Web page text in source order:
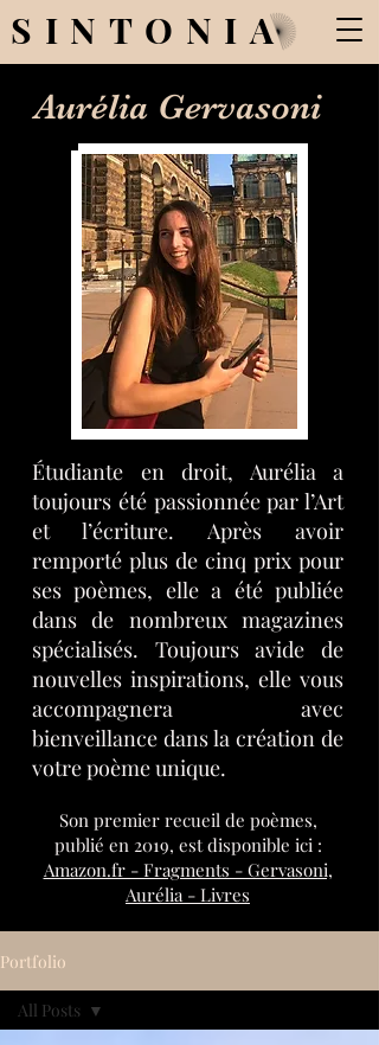
SINTONIA
Aurélia Gervasoni
Étudiante en droit, Aurélia a
toujours été passionnée par l’Art
et l’écriture. Après avoir
remporté plus de cinq prix pour
ses poèmes, elle a été publiée
dans de nombreux magazines
spécialisés. Toujours avide de
nouvelles inspirations, elle vous
accompagnera avec
bienveillance dans la création de
votre poème unique.
Son premier recueil de poèmes,
publié en 2019, est disponible ici :
Amazon.fr - Fragments - Gervasoni,
Aurélia - Livres
Portfolio
All Posts